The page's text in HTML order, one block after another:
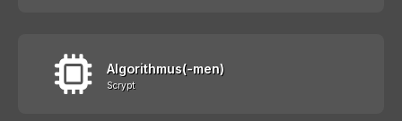
Algorithmus(-men)
Scrypt